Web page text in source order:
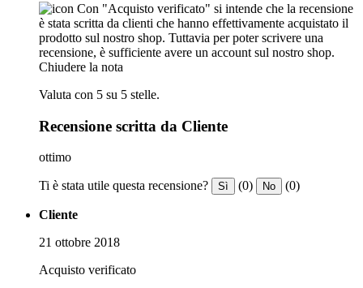
Con "Acquisto verificato" si intende che la recensione
è stata scritta da clienti che hanno effettivamente acquistato il
prodotto sul nostro shop. Tuttavia per poter scrivere una
recensione, è sufficiente avere un account sul nostro shop.
Chiudere la nota
Valuta con 5 su 5 stelle.
Recensione scritta da Cliente
ottimo
Ti è stata utile questa recensione? Sì (0) No (0)
Cliente
21 ottobre 2018
Acquisto verificato